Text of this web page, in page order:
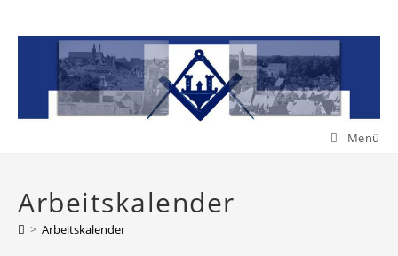
Inhalt
Menü
Arbeitskalender
> Arbeitskalender